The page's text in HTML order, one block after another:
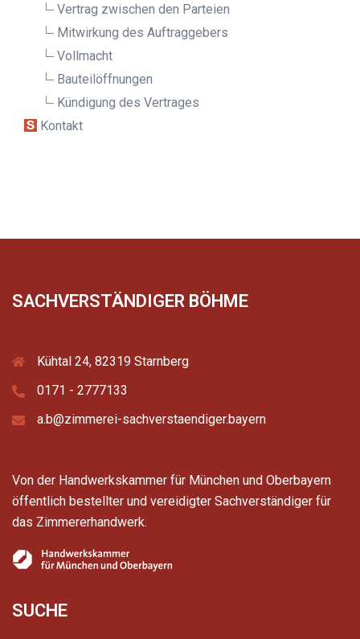
Vertrag zwischen den Parteien
Mitwirkung des Auftraggebers
Vollmacht
Bauteilöffnungen
Kündigung des Vertrages
Kontakt
SACHVERSTÄNDIGER BÖHME
Kühtal 24, 82319 Starnberg
0171 - 2777133
a.b@zimmerei-sachverstaendiger.bayern
Von der Handwerkskammer für München und Oberbayern
öffentlich bestellter und vereidigter Sachverständiger für
das Zimmererhandwerk.
SUCHE